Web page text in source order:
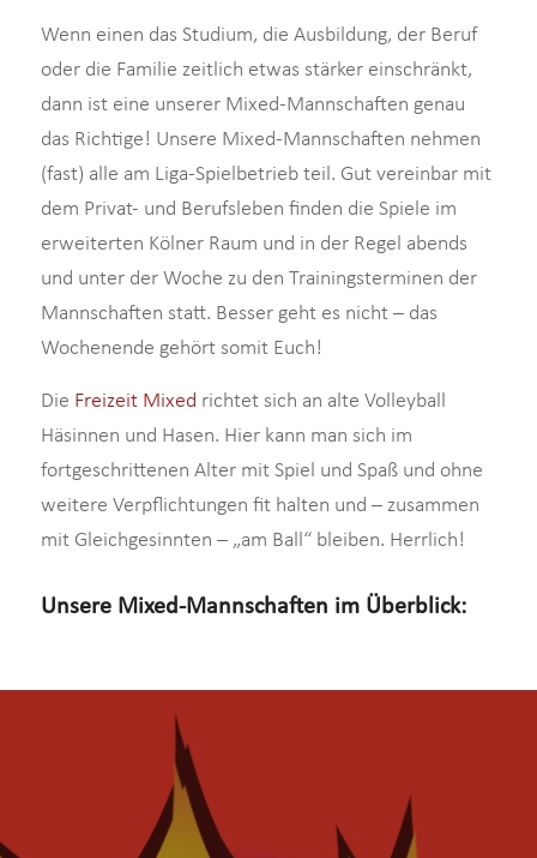
Wenn einen das Studium, die Ausbildung, der Beruf
oder die Familie zeitlich etwas stärker einschränkt,
dann ist eine unserer Mixed-Mannschaften genau
das Richtige! Unsere Mixed-Mannschaften nehmen
(fast) alle am Liga-Spielbetrieb teil. Gut vereinbar mit
dem Privat- und Berufsleben finden die Spiele im
erweiterten Kölner Raum und in der Regel abends
und unter der Woche zu den Trainingsterminen der
Mannschaften statt. Besser geht es nicht – das
Wochenende gehört somit Euch!
Die Freizeit Mixed richtet sich an alte Volleyball
Häsinnen und Hasen. Hier kann man sich im
fortgeschrittenen Alter mit Spiel und Spaß und ohne
weitere Verpflichtungen fit halten und – zusammen
mit Gleichgesinnten – „am Ball“ bleiben. Herrlich!
Unsere Mixed-Mannschaften im Überblick: